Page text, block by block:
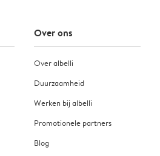
Over ons
Over albelli
Duurzaamheid
Werken bij albelli
Promotionele partners
Blog